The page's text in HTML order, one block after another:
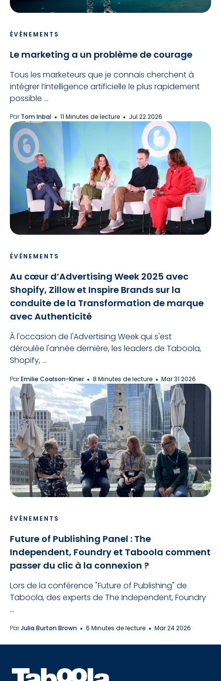
ÉVÉNEMENTS
Le marketing a un problème de courage
Tous les marketeurs que je connais cherchent à
intégrer l’intelligence artificielle le plus rapidement
possible ...
ParTom Inbal 11 Minutes de lecture Jul 22 2026
ÉVÉNEMENTS
Au cœur d’Advertising Week 2025 avec
Shopify, Zillow et Inspire Brands sur la
conduite de la Transformation de marque
avec Authenticité
À l'occasion de l'Advertising Week qui s'est
déroulée l'année dernière, les leaders de Taboola,
Shopify, ...
ParEmilie Coalson-Kiner 8 Minutes de lecture Mar 31 2026
ÉVÉNEMENTS
Future of Publishing Panel : The
Independent, Foundry et Taboola comment
passer du clic à la connexion ?
Lors de la conférence "Future of Publishing" de
Taboola, des experts de The Independent, Foundry
...
ParJulia Burton Brown 6 Minutes de lecture Mar 24 2026